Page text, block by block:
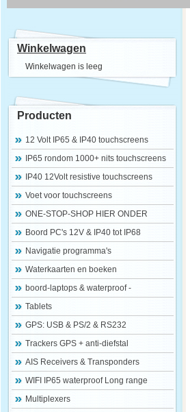
Winkelwagen
Winkelwagen is leeg
Producten
12 Volt IP65 & IP40 touchscreens
IP65 rondom 1000+ nits touchscreens
IP40 12Volt resistive touchscreens
Voet voor touchscreens
ONE-STOP-SHOP HIER ONDER
Boord PC's 12V & IP40 tot IP68
Navigatie programma's
Waterkaarten en boeken
boord-laptops & waterproof -
Tablets
GPS: USB & PS/2 & RS232
Trackers GPS + anti-diefstal
AIS Receivers & Transponders
WIFI IP65 waterproof Long range
Multiplexers